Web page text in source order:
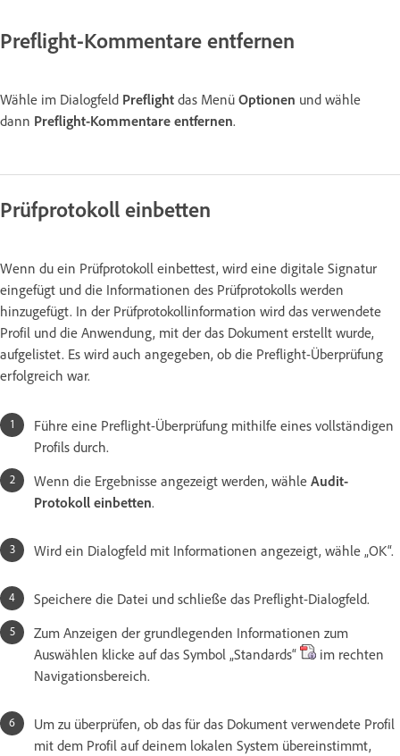
Preflight-Kommentare entfernen
Wähle im Dialogfeld Preflight das Menü Optionen und wähle
dann Preflight-Kommentare entfernen.
Prüfprotokoll einbetten
Wenn du ein Prüfprotokoll einbettest, wird eine digitale Signatur
eingefügt und die Informationen des Prüfprotokolls werden
hinzugefügt. In der Prüfprotokollinformation wird das verwendete
Profil und die Anwendung, mit der das Dokument erstellt wurde,
aufgelistet. Es wird auch angegeben, ob die Preflight-Überprüfung
erfolgreich war.
Führe eine Preflight-Überprüfung mithilfe eines vollständigen
Profils durch.
Wenn die Ergebnisse angezeigt werden, wähle Audit-
Protokoll einbetten.
Wird ein Dialogfeld mit Informationen angezeigt, wähle „OK“.
Speichere die Datei und schließe das Preflight-Dialogfeld.
Zum Anzeigen der grundlegenden Informationen zum
Auswählen klicke auf das Symbol „Standards“
im rechten
Navigationsbereich.
Um zu überprüfen, ob das für das Dokument verwendete Profil
mit dem Profil auf deinem lokalen System übereinstimmt,